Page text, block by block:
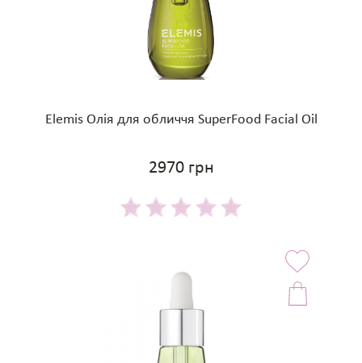
Elemis Олія для обличчя SuperFood Facial Oil
2970 грн